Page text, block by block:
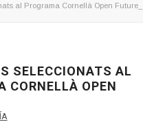
al Programa Cornellà Open Future_
SELECCIONATS AL
CORNELLÀ OPEN